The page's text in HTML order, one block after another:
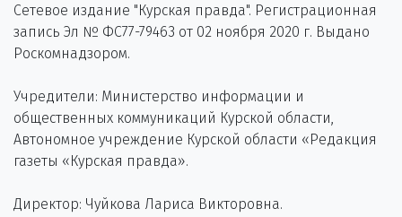
Сетевое издание "Курская правда". Регистрационная
запись Эл № ФС77-79463 от 02 ноября 2020 г. Выдано
Роскомнадзором.
Учредители: Министерство информации и
общественных коммуникаций Курской области,
Автономное учреждение Курской области «Редакция
газеты «Курская правда».
Директор: Чуйкова Лариса Викторовна.